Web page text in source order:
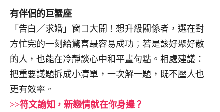
有伴侶的巨蟹座
「告白／求婚」窗口大開！想升級關係者，選在對
方忙完的一刻給驚喜最容易成功；若是該好聚好散
的人，也能在冷靜談心中和平畫句點。相處建議：
把重要議題拆成小清單，一次解一題，既不壓人也
更有效率。
>>符文諭知，新戀情就在你身邊？